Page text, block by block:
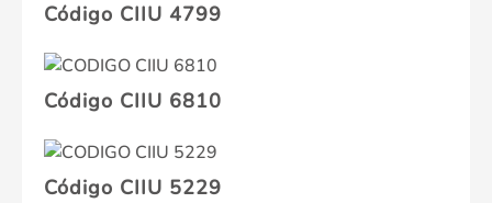
Código CIIU 4799
Código CIIU 6810
Código CIIU 5229